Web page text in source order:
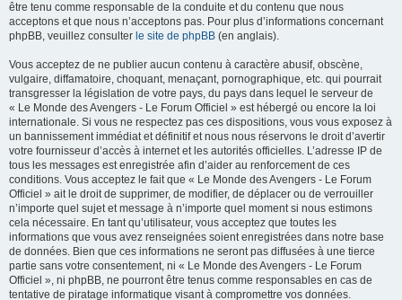
être tenu comme responsable de la conduite et du contenu que nous
acceptons et que nous n’acceptons pas. Pour plus d’informations concernant
phpBB, veuillez consulter le site de phpBB (en anglais).
Vous acceptez de ne publier aucun contenu à caractère abusif, obscène,
vulgaire, diffamatoire, choquant, menaçant, pornographique, etc. qui pourrait
transgresser la législation de votre pays, du pays dans lequel le serveur de
« Le Monde des Avengers - Le Forum Officiel » est hébergé ou encore la loi
internationale. Si vous ne respectez pas ces dispositions, vous vous exposez à
un bannissement immédiat et définitif et nous nous réservons le droit d’avertir
votre fournisseur d’accès à internet et les autorités officielles. L’adresse IP de
tous les messages est enregistrée afin d’aider au renforcement de ces
conditions. Vous acceptez le fait que « Le Monde des Avengers - Le Forum
Officiel » ait le droit de supprimer, de modifier, de déplacer ou de verrouiller
n’importe quel sujet et message à n’importe quel moment si nous estimons
cela nécessaire. En tant qu’utilisateur, vous acceptez que toutes les
informations que vous avez renseignées soient enregistrées dans notre base
de données. Bien que ces informations ne seront pas diffusées à une tierce
partie sans votre consentement, ni « Le Monde des Avengers - Le Forum
Officiel », ni phpBB, ne pourront être tenus comme responsables en cas de
tentative de piratage informatique visant à compromettre vos données.